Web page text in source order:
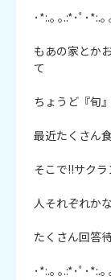
･*:.｡ ｡.:*･ﾟ･*:.｡
もあの家とか
て
ちょうど『旬
最近たくさん
そこで!!サク
人それぞれか
たくさん回答
･*:.｡ ｡.:*･ﾟ･*:.｡